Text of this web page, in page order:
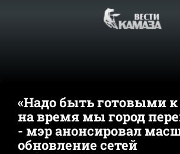
«Надо быть готовыми
на время мы город
- мэр анонсировал
обновление сетей